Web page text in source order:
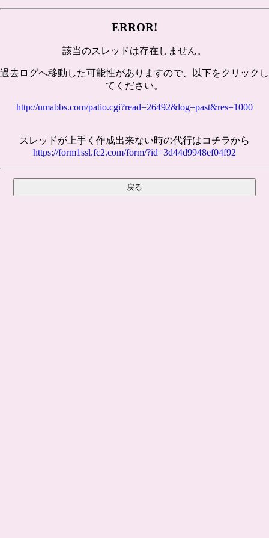
ERROR!
該当のスレッドは存在しません。
過去ログへ移動した可能性がありますので、以下をクリックし
てください。
http://umabbs.com/patio.cgi?read=26492&log=past&res=1000
スレッドが上手く作成出来ない時の代行はコチラから
https://form1ssl.fc2.com/form/?id=3d44d9948ef04f92